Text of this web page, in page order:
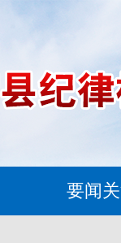
要闻